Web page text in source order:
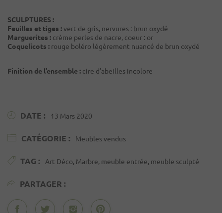
SCULPTURES :
Feuilles et tiges :vert de gris, nervures : brun oxydé
Marguerites : crème perles de nacre, coeur : or
Coquelicots : rouge boléro légèrement nuancé de brun oxydé
Finition de l’ensemble : cire d’abeilles incolore
DATE : 13 Mars 2020
CATÉGORIE : Meubles vendus
TAG : Art Déco, Marbre, meuble entrée, meuble sculpté
PARTAGER :